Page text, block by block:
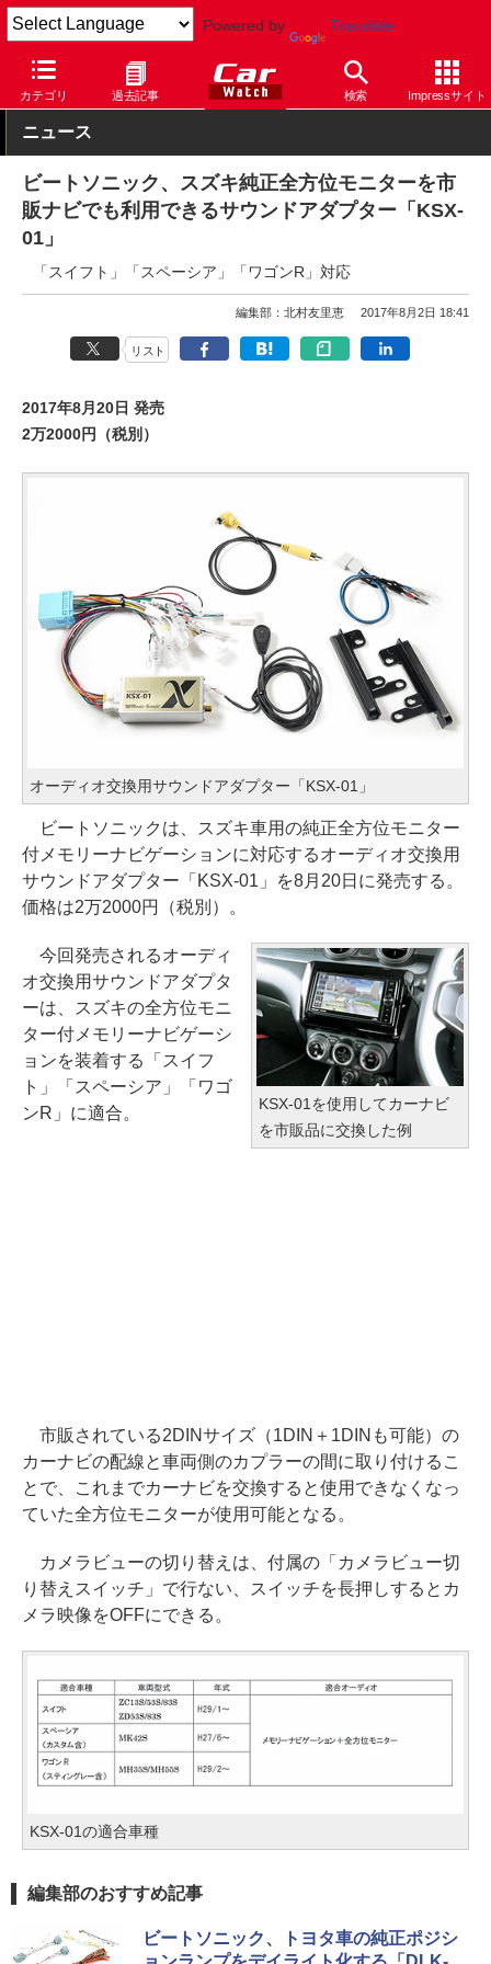
Powered by Translate
カテゴリ 過去記事 検索 Impressサイト
Car Watch パーツ カー用品 その他
ニュース
ビートソニック、スズキ純正全方位モニターを市
販ナビでも利用できるサウンドアダプター「KSX-
01」
「スイフト」「スペーシア」「ワゴンR」対応
編集部：北村友里恵 2017年8月2日 18:41
リスト
2017年8月20日 発売
2万2000円（税別）
オーディオ交換用サウンドアダプター「KSX-01」
ビートソニックは、スズキ車用の純正全方位モニター
付メモリーナビゲーションに対応するオーディオ交換用
サウンドアダプター「KSX-01」を8月20日に発売する。
価格は2万2000円（税別）。
KSX-01を使用してカーナビ
を市販品に交換した例
今回発売されるオーディ
オ交換用サウンドアダプタ
ーは、スズキの全方位モニ
ター付メモリーナビゲーシ
ョンを装着する「スイフ
ト」「スペーシア」「ワゴ
ンR」に適合。
市販されている2DINサイズ（1DIN＋1DINも可能）の
カーナビの配線と車両側のカプラーの間に取り付けるこ
とで、これまでカーナビを交換すると使用できなくなっ
ていた全方位モニターが使用可能となる。
カメラビューの切り替えは、付属の「カメラビュー切
り替えスイッチ」で行ない、スイッチを長押しするとカ
メラ映像をOFFにできる。
KSX-01の適合車種
編集部のおすすめ記事
ビートソニック、トヨタ車の純正ポジシ